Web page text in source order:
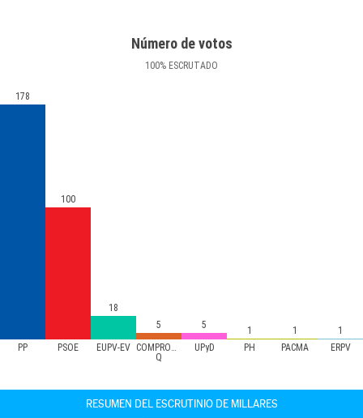
Número de votos
100% ESCRUTADO
PP PSOE EUPV-EV COMPROMÍS-
Q
UPyD PH PACMA ERPV
178
100
18
5
5 1 1 1
RESUMEN DEL ESCRUTINIO DE MILLARES